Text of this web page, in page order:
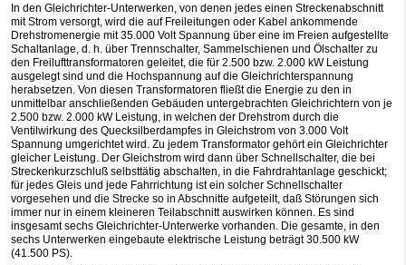
In den Gleichrichter-Unterwerken, von denen jedes einen Streckenabschnitt
mit Strom versorgt, wird die auf Freileitungen oder Kabel ankommende
Drehstromenergie mit 35.000 Volt Spannung über eine im Freien aufgestellte
Schaltanlage, d. h. über Trennschalter, Sammelschienen und Ölschalter zu
den Freilufttransformatoren geleitet, die für 2.500 bzw. 2.000 kW Leistung
ausgelegt sind und die Hochspannung auf die Gleichrichterspannung
herabsetzen. Von diesen Transformatoren fließt die Energie zu den in
unmittelbar anschließenden Gebäuden untergebrachten Gleichrichtern von je
2.500 bzw. 2.000 kW Leistung, in welchen der Drehstrom durch die
Ventilwirkung des Quecksilberdampfes in Gleichstrom von 3.000 Volt
Spannung umgerichtet wird. Zu jedem Transformator gehört ein Gleichrichter
gleicher Leistung. Der Gleichstrom wird dann über Schnellschalter, die bei
Streckenkurzschluß selbsttätig abschalten, in die Fahrdrahtanlage geschickt;
für jedes Gleis und jede Fahrrichtung ist ein solcher Schnellschalter
vorgesehen und die Strecke so in Abschnitte aufgeteilt, daß Störungen sich
immer nur in einem kleineren Teilabschnitt auswirken können. Es sind
insgesamt sechs Gleichrichter-Unterwerke vorhanden. Die gesamte, in den
sechs Unterwerken eingebaute elektrische Leistung beträgt 30.500 kW
(41.500 PS).